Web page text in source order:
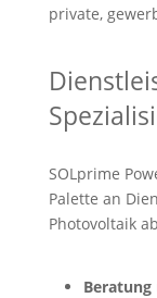
private,
SOLprime
Palette an
Photovoltaik
Beratung